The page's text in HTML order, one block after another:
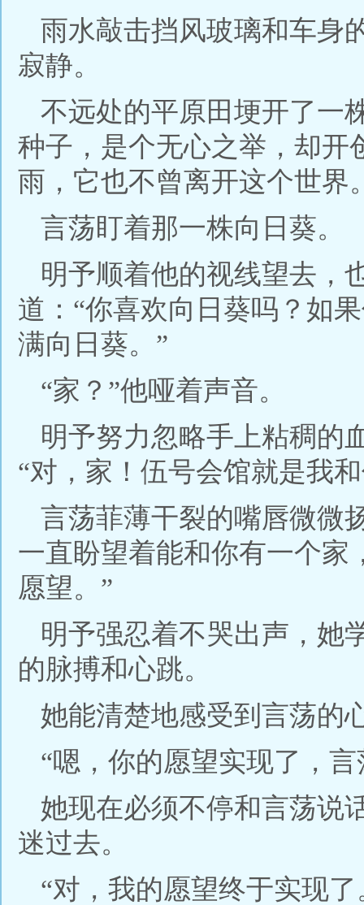
雨水敲击挡风玻璃和车身
寂静。
不远处的平原田埂开了一
种子，是个无心之举，却开
雨，它也不曾离开这个世界
言荡盯着那一株向日葵。
明予顺着他的视线望去，
道：“你喜欢向日葵吗？如
满向日葵。”
“家？”他哑着声音。
明予努力忽略手上粘稠的
“对，家！伍号会馆就是我
言荡菲薄干裂的嘴唇微微
一直盼望着能和你有一个家
愿望。”
明予强忍着不哭出声，她
的脉搏和心跳。
她能清楚地感受到言荡的
“嗯，你的愿望实现了，
她现在必须不停和言荡说
迷过去。
“对，我的愿望终于实现了